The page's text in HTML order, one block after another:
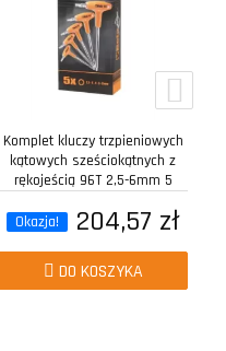
Komplet kluczy trzpieniowych
kątowych sześciokątnych z
rękojeścią 96T 2,5-6mm 5
Okazja!
204,57 zł
DO KOSZYKA